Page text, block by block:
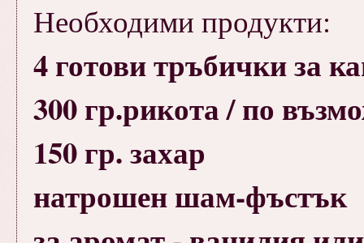
Необходими продукти:
4 готови тръбички за
300 гр.рикота / по
150 гр. захар
натрошен шам-фъстък